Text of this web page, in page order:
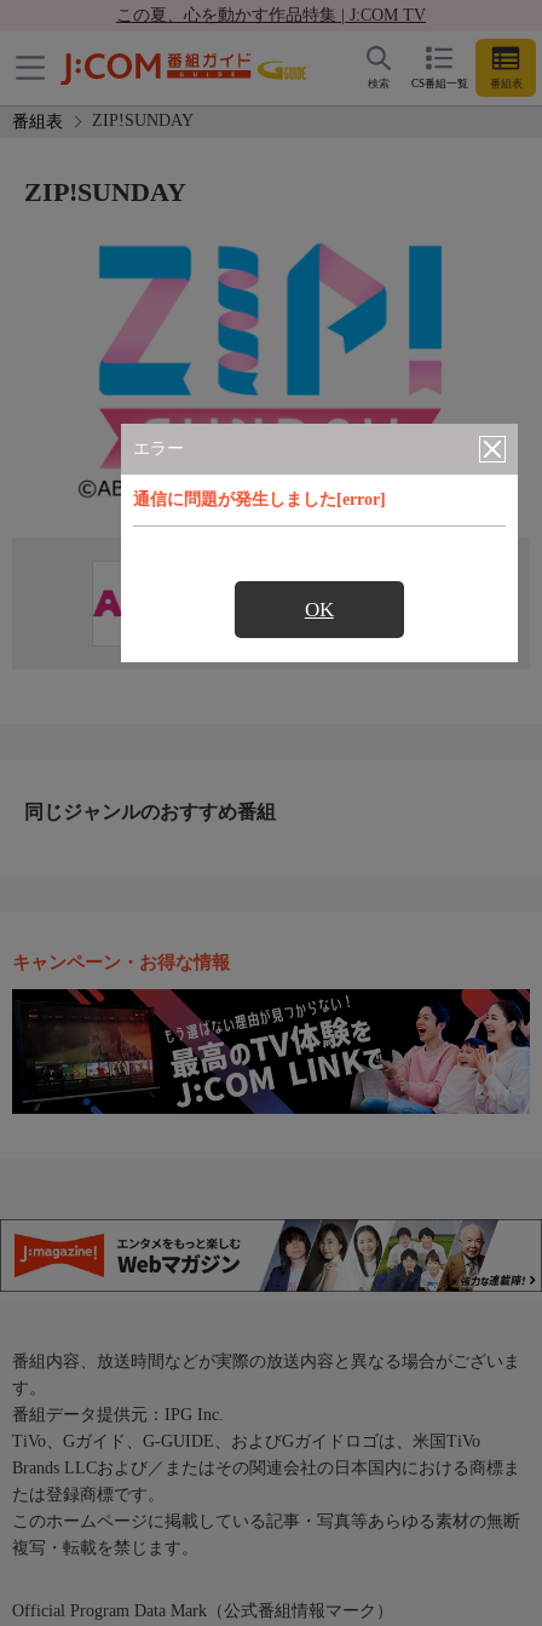
この夏、心を動かす作品特集 | J:COM TV
CS番組一覧 番組表
検索
番組表 ZIP!SUNDAY
エラー
通信に問題が発生しました[error]
OK
ZIP!SUNDAY
直近の放送予定はありません
同じジャンルのおすすめ番組
キャンペーン・お得な情報
番組内容、放送時間などが実際の放送内容と異なる場合がございま
す。
番組データ提供元：IPG Inc.
TiVo、Gガイド、G-GUIDE、およびGガイドロゴは、米国TiVo
Brands LLCおよび／またはその関連会社の日本国内における商標ま
たは登録商標です。
このホームページに掲載している記事・写真等あらゆる素材の無断
複写・転載を禁じます。
Official Program Data Mark（公式番組情報マーク）